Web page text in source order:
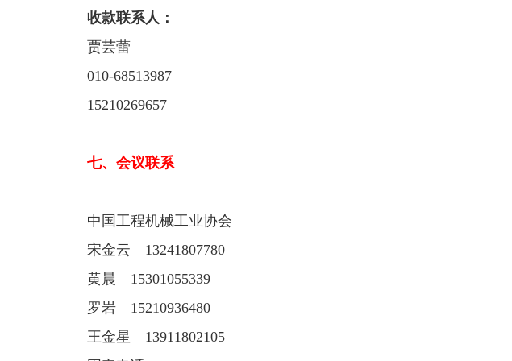
收款联系人：
贾芸蕾
010-68513987
15210269657
七、会议联系
中国工程机械工业协会
宋金云 13241807780
黄晨 15301055339
罗岩 15210936480
王金星 13911802105